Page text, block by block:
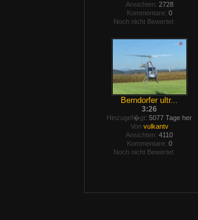
Ansichten: 2728
Kommentare: 0
Noch nicht Bewertet
Berndorfer ultr...
3:26
Hinzugef�gt: 5077 Tage her
Von vulkantv
Ansichten: 4110
Kommentare: 0
Noch nicht Bewertet